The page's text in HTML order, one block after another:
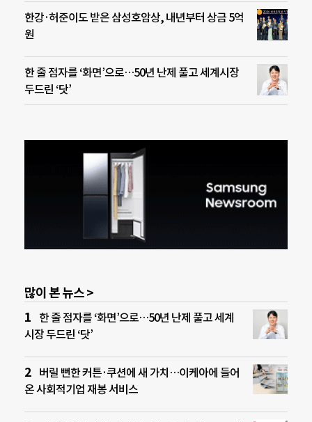
한강·허준이도 받은 삼성호암상, 내년부터 상금 5억
원
한 줄 점자를 ‘화면’으로…50년 난제 풀고 세계시장
두드린 ‘닷’
많이 본 뉴스 >
한 줄 점자를 ‘화면’으로…50년 난제 풀고 세계
시장 두드린 ‘닷’
버릴 뻔한 커튼·쿠션에 새 가치…이케아에 들어
온 사회적기업 재봉 서비스